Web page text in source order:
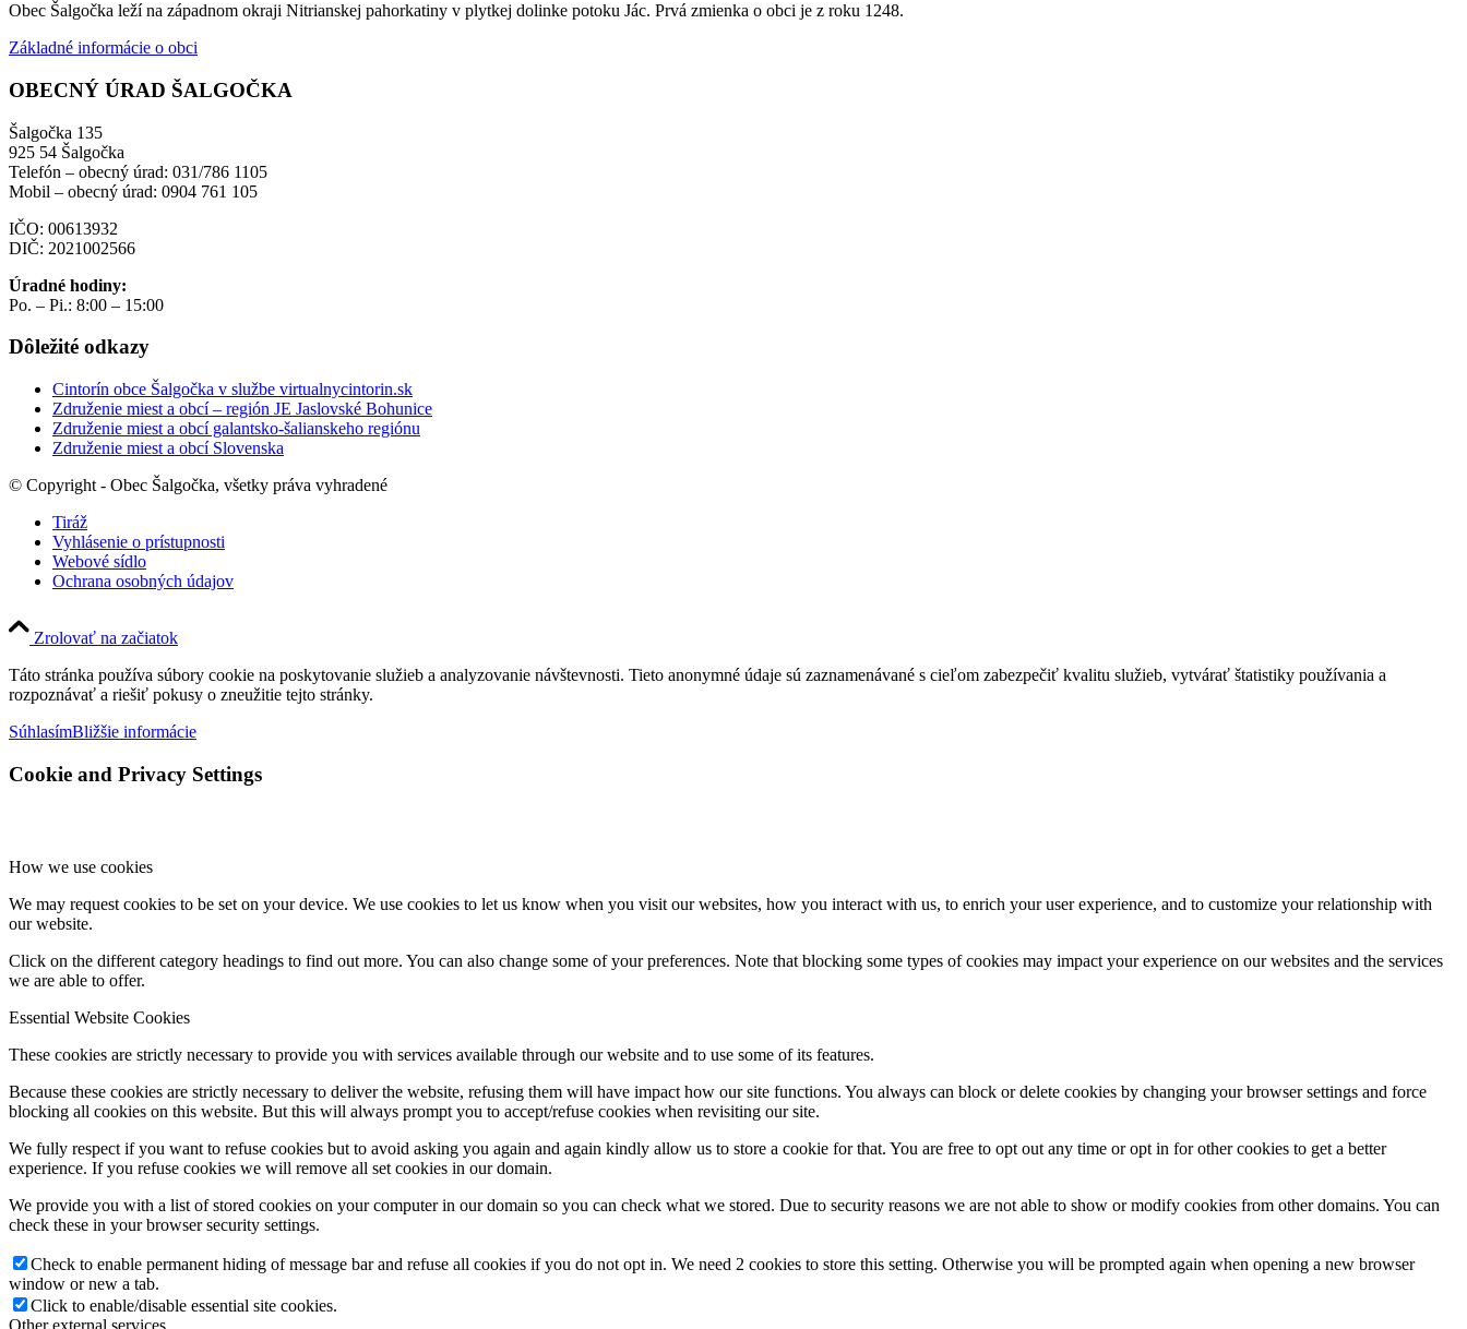
Obec Šalgočka leží na západnom okraji Nitrianskej pahorkatiny v plytkej dolinke potoku Jác. Prvá zmienka o obci je z roku 1248.
Základné informácie o obci
OBECNÝ ÚRAD ŠALGOČKA
Šalgočka 135
925 54 Šalgočka
Telefón – obecný úrad: 031/786 1105
Mobil – obecný úrad: 0904 761 105
IČO: 00613932
DIČ: 2021002566
Úradné hodiny:
Po. – Pi.: 8:00 – 15:00
Dôležité odkazy
Cintorín obce Šalgočka v službe virtualnycintorin.sk
Združenie miest a obcí – región JE Jaslovské Bohunice
Združenie miest a obcí galantsko-šalianskeho regiónu
Združenie miest a obcí Slovenska
© Copyright - Obec Šalgočka, všetky práva vyhradené
Tiráž
Vyhlásenie o prístupnosti
Webové sídlo
Ochrana osobných údajov
Zrolovať na začiatok
Táto stránka používa súbory cookie na poskytovanie služieb a analyzovanie návštevnosti. Tieto anonymné údaje sú zaznamenávané s cieľom zabezpečiť kvalitu služieb, vytvárať štatistiky používania a
rozpoznávať a riešiť pokusy o zneužitie tejto stránky.
SúhlasímBližšie informácie
Cookie and Privacy Settings
How we use cookies
We may request cookies to be set on your device. We use cookies to let us know when you visit our websites, how you interact with us, to enrich your user experience, and to customize your relationship with
our website.
Click on the different category headings to find out more. You can also change some of your preferences. Note that blocking some types of cookies may impact your experience on our websites and the services
we are able to offer.
Essential Website Cookies
These cookies are strictly necessary to provide you with services available through our website and to use some of its features.
Because these cookies are strictly necessary to deliver the website, refusing them will have impact how our site functions. You always can block or delete cookies by changing your browser settings and force
blocking all cookies on this website. But this will always prompt you to accept/refuse cookies when revisiting our site.
We fully respect if you want to refuse cookies but to avoid asking you again and again kindly allow us to store a cookie for that. You are free to opt out any time or opt in for other cookies to get a better
experience. If you refuse cookies we will remove all set cookies in our domain.
We provide you with a list of stored cookies on your computer in our domain so you can check what we stored. Due to security reasons we are not able to show or modify cookies from other domains. You can
check these in your browser security settings.
Check to enable permanent hiding of message bar and refuse all cookies if you do not opt in. We need 2 cookies to store this setting. Otherwise you will be prompted again when opening a new browser
window or new a tab.
Click to enable/disable essential site cookies.
Other external services